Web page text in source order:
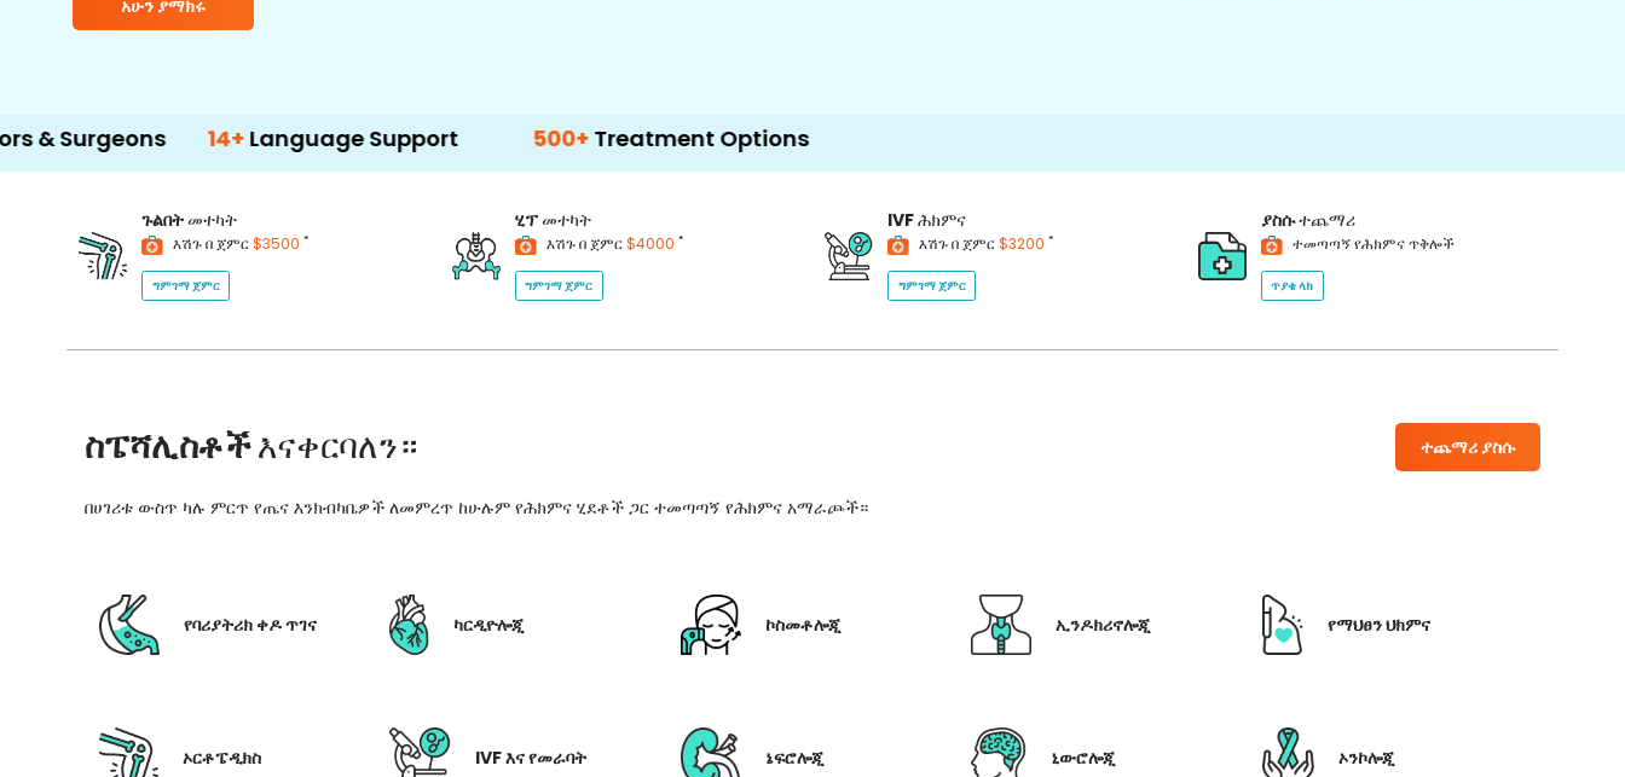
አሁን ያማክሩ
14+Language Support 500+Treatment Options
ጉልበትመተካት
እሽጉ በ ጀምር$3500 *
ግምገማ ጀምር
ሂፕመተካት
እሽጉ በ ጀምር$4000 *
ግምገማ ጀምር
IVFሕክምና
እሽጉ በ ጀምር$3200 *
ግምገማ ጀምር
ያስሱተጨማሪ
ተመጣጣኝ የሕክምና ጥቅሎች
ጥያቄ ላክ
ስፔሻሊስቶችእናቀርባለን። ተጨማሪ ያስሱ
በሀገሪቱ ውስጥ ካሉ ምርጥ የጤና እንክብካቤዎች ለመምረጥ ከሁሉም የሕክምና ሂደቶች ጋር ተመጣጣኝ የሕክምና አማራጮች።
የባሪያትሪክ ቀዶ ጥገና ካርዲዮሎጂ ኮስመቶሎጂ ኢንዶክሪኖሎጂ የማህፀን ህክምና
ኦርቶፔዲክስ IVF እና የመራባት ኔፍሮሎጂ ኒውሮሎጂ ኦንኮሎጂ